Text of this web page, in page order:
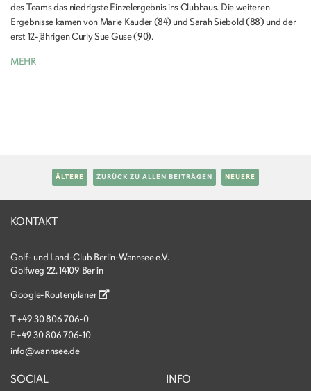
des Teams das niedrigste Einzelergebnis ins Clubhaus. Die weiteren
Ergebnisse kamen von Marie Kauder (84) und Sarah Siebold (88) und der
erst 12-jährigen Curly Sue Guse (90).
MEHR
ÄLTERE ZURÜCK ZU ALLEN BEITRÄGEN NEUERE
KONTAKT
Golf- und Land-Club Berlin-Wannsee e.V.
Golfweg 22, 14109 Berlin
Google-Routenplaner
T+49 30 806 706-0
F+49 30 806 706-10
info@wannsee.de
SOCIAL INFO